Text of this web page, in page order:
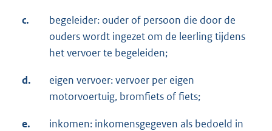
c.
begeleider: ouder of persoon die door de
ouders wordt ingezet om de leerling tijdens
het vervoer te begeleiden;
d.
eigen vervoer: vervoer per eigen
motorvoertuig, bromfiets of fiets;
e.
inkomen: inkomensgegeven als bedoeld in